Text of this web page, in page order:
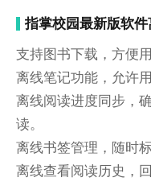
指掌校园最新版软
支持图书下载，方便
离线笔记功能，允许
离线阅读进度同步，
读。
离线书签管理，随时
离线查看阅读历史，